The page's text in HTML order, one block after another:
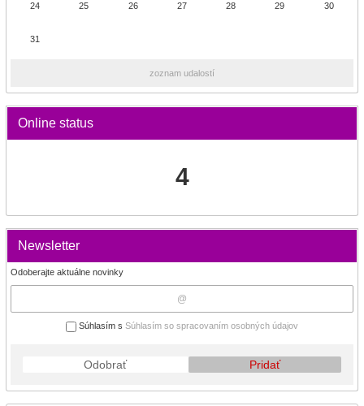
24 25 26 27 28 29 30
31
zoznam udalostí
Online status
4
Newsletter
Odoberajte aktuálne novinky
Súhlasím s Súhlasím so spracovaním osobných údajov
Odobrať Pridať